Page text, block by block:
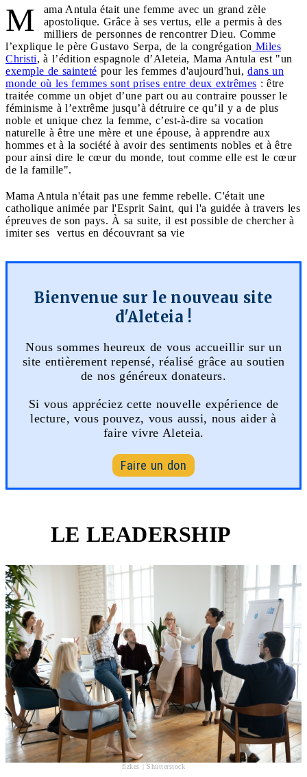
M
ama Antula était une femme avec un grand zèle
apostolique. Grâce à ses vertus, elle a permis à des
milliers de personnes de rencontrer Dieu. Comme
l’explique le père Gustavo Serpa, de la congrégation Miles
Christi, à l’édition espagnole d’Aleteia, Mama Antula est "un
exemple de sainteté pour les femmes d'aujourd'hui, dans un
monde où les femmes sont prises entre deux extrêmes : être
traitée comme un objet d’une part ou au contraire pousser le
féminisme à l’extrême jusqu’à détruire ce qu’il y a de plus
noble et unique chez la femme, c’est-à-dire sa vocation
naturelle à être une mère et une épouse, à apprendre aux
hommes et à la société à avoir des sentiments nobles et à être
pour ainsi dire le cœur du monde, tout comme elle est le cœur
de la famille".
Mama Antula n'était pas une femme rebelle. C'était une
catholique animée par l'Esprit Saint, qui l'a guidée à travers les
épreuves de son pays. À sa suite, il est possible de chercher à
imiter ses vertus en découvrant sa vie
Bienvenue sur le nouveau site
d'Aleteia !
Nous sommes heureux de vous accueillir sur un
site entièrement repensé, réalisé grâce au soutien
de nos généreux donateurs.
Si vous appréciez cette nouvelle expérience de
lecture, vous pouvez, vous aussi, nous aider à
faire vivre Aleteia.
Faire un don
LE LEADERSHIP
fizkes | Shutterstock